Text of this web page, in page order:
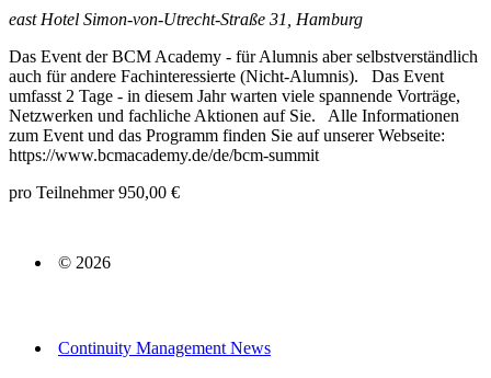
east Hotel Simon-von-Utrecht-Straße 31, Hamburg
Das Event der BCM Academy - für Alumnis aber selbstverständlich
auch für andere Fachinteressierte (Nicht-Alumnis). Das Event
umfasst 2 Tage - in diesem Jahr warten viele spannende Vorträge,
Netzwerken und fachliche Aktionen auf Sie. Alle Informationen
zum Event und das Programm finden Sie auf unserer Webseite:
https://www.bcmacademy.de/de/bcm-summit
pro Teilnehmer 950,00 €
© 2026
Continuity Management News